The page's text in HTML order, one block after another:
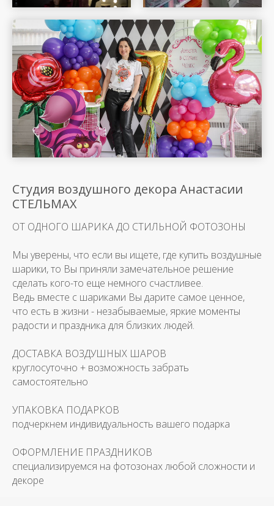
Студия воздушного декора Анастасии
СТЕЛЬМАХ
ОТ ОДНОГО ШАРИКА ДО СТИЛЬНОЙ ФОТОЗОНЫ
Мы уверены, что если вы ищете, где купить воздушные
шарики, то Вы приняли замечательное решение
сделать кого-то еще немного счастливее.
Ведь вместе с шариками Вы дарите самое ценное,
что есть в жизни - незабываемые, яркие моменты
радости и праздника для близких людей.
ДОСТАВКА ВОЗДУШНЫХ ШАРОВ
круглосуточно + возможность забрать
самостоятельно
УПАКОВКА ПОДАРКОВ
подчеркнем индивидуальность вашего подарка
ОФОРМЛЕНИЕ ПРАЗДНИКОВ
специализируемся на фотозонах любой сложности и
декоре